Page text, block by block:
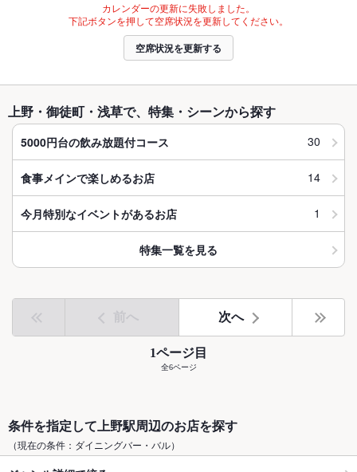
カレンダーの更新に失敗しました。
下記ボタンを押して空席状況を更新してください。
空席状況を更新する
上野・御徒町・浅草で、特集・シーンから探す
5000円台の飲み放題付コース 30
食事メインで楽しめるお店 14
今月特別なイベントがあるお店 1
特集一覧を見る
前へ 次へ
1ページ目
全6ページ
条件を指定して上野駅周辺のお店を探す
（現在の条件：ダイニングバー・バル）